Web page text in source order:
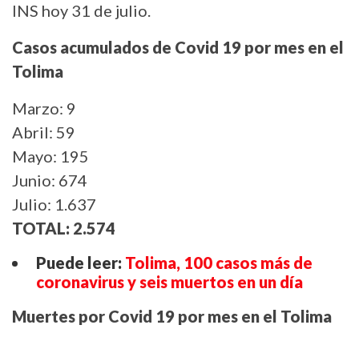
INS hoy 31 de julio.
Casos acumulados de Covid 19 por mes en el
Tolima
Marzo: 9
Abril: 59
Mayo: 195
Junio: 674
Julio: 1.637
TOTAL: 2.574
Puede leer: Tolima, 100 casos más de
coronavirus y seis muertos en un día
Muertes por Covid 19 por mes en el Tolima